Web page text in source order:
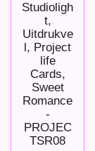
Studioligh
t,
Uitdrukve
l, Project
life
Cards,
Sweet
Romance
-
PROJEC
TSR08